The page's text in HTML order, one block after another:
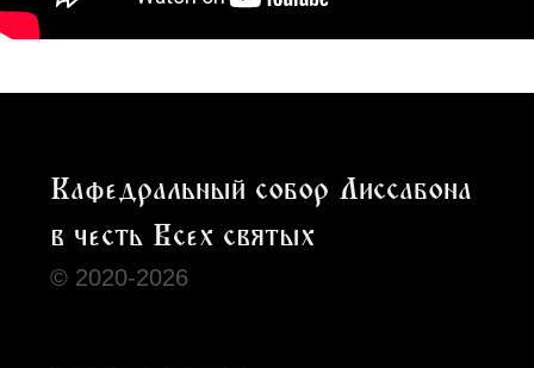
КОНТАКТЫ
Адрес:Rua Jardim do Tabaco, 1
богослужений
Расписание богослужений можно
посмотреть здесь